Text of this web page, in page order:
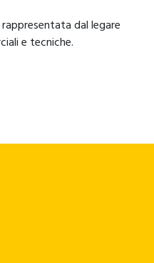
dal legare
e tecniche.